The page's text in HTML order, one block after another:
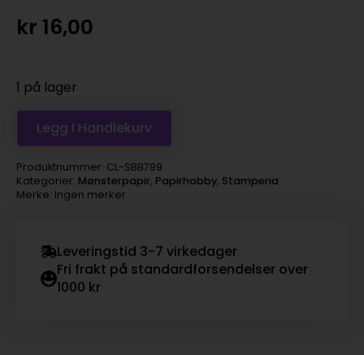
kr 16,00
1 på lager
Legg I Handlekurv
Produktnummer: CL-SBB799
Kategorier: Mønsterpapir, Papirhobby, Stamperia
Merke: Ingen merker
Leveringstid 3-7 virkedager
Fri frakt på standardforsendelser over
1000 kr